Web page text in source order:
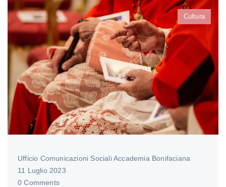
Cultura
Ufficio Comunicazioni Sociali Accademia Bonifaciana
11 Luglio 2023
0 Comments